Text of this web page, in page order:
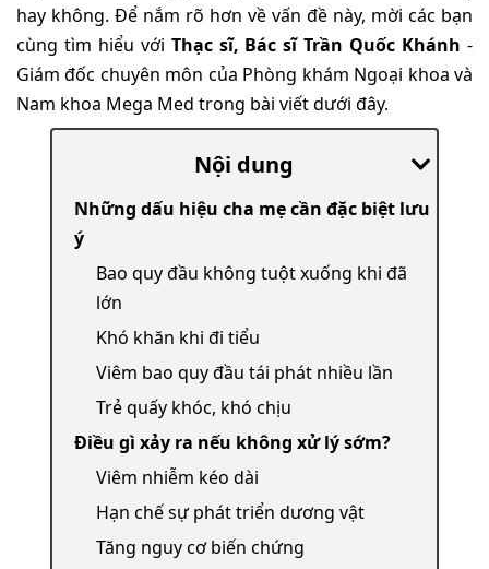
hay không. Để nắm rõ hơn về vấn đề này, mời các bạn
cùng tìm hiểu với Thạc sĩ, Bác sĩ Trần Quốc Khánh -
Giám đốc chuyên môn của Phòng khám Ngoại khoa và
Nam khoa Mega Med trong bài viết dưới đây.
Nội dung
Những dấu hiệu cha mẹ cần đặc biệt lưu
ý
Bao quy đầu không tuột xuống khi đã
lớn
Khó khăn khi đi tiểu
Viêm bao quy đầu tái phát nhiều lần
Trẻ quấy khóc, khó chịu
Điều gì xảy ra nếu không xử lý sớm?
Viêm nhiễm kéo dài
Hạn chế sự phát triển dương vật
Tăng nguy cơ biến chứng